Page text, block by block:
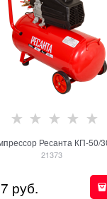
Ресанта КП-50/
21373
руб.